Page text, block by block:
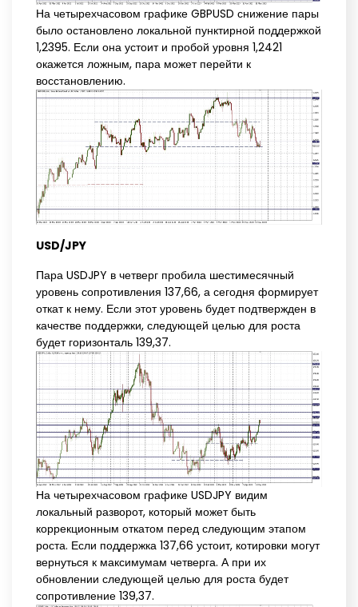
На четырехчасовом графике GBPUSD снижение пары
было остановлено локальной пунктирной поддержкой
1,2395. Если она устоит и пробой уровня 1,2421
окажется ложным, пара может перейти к
восстановлению.
USD/JPY
Пара USDJPY в четверг пробила шестимесячный
уровень сопротивления 137,66, а сегодня формирует
откат к нему. Если этот уровень будет подтвержден в
качестве поддержки, следующей целью для роста
будет горизонталь 139,37.
На четырехчасовом графике USDJPY видим
локальный разворот, который может быть
коррекционным откатом перед следующим этапом
роста. Если поддержка 137,66 устоит, котировки могут
вернуться к максимумам четверга. А при их
обновлении следующей целью для роста будет
сопротивление 139,37.